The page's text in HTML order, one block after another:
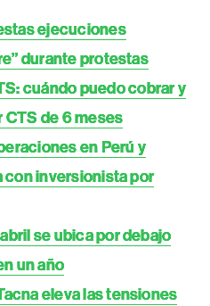
ejecuciones
durante protestas
cuándo puedo cobrar y
de 6 meses
en Perú y
inversionista por
se ubica por debajo
un año
eleva las tensiones